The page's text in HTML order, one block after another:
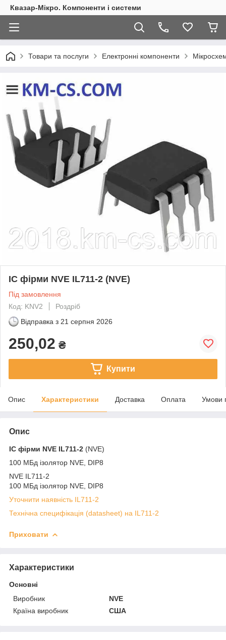
Квазар-Мікро. Компоненти і системи
Товари та послуги Електронні компоненти
ІС фірми NVE IL711-2 (NVE)
Під замовлення
Код: KNV2
Роздріб
Відправка з 21 серпня 2026
250,02 ₴
Купити
Опис Характеристики Доставка Оплата Умови
Опис
ІС фірми NVE IL711-2 (NVE)
100 МБд ізолятор NVE, DIP8
NVE IL711-2
100 МБд ізолятор NVE, DIP8
Уточнити наявність IL711-2
Технічна специфікація (datasheet) на IL711-2
Приховати
Характеристики
Основні
Виробник
NVE
Країна виробник
США